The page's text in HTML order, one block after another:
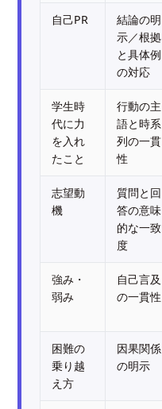
自己PR
結論の明
示／根拠
と具体例
の対応
学生時
代に力
を入れ
たこと
行動の主
語と時系
列の一貫
性
志望動
機
質問と回
答の意味
的な一致
度
強み・
弱み
自己言及
の一貫性
困難の
乗り越
え方
因果関係
の明示